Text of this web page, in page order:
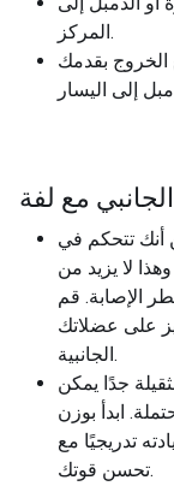
المركز.
بقدمك
مع لفة
أنك تتحكم في
لا يزيد من
الإصابة. قم
على عضلاتك
الجانبية.
جدًا يمكن
ابدأ بوزن
تدريجيًا مع
تحسن قوتك.